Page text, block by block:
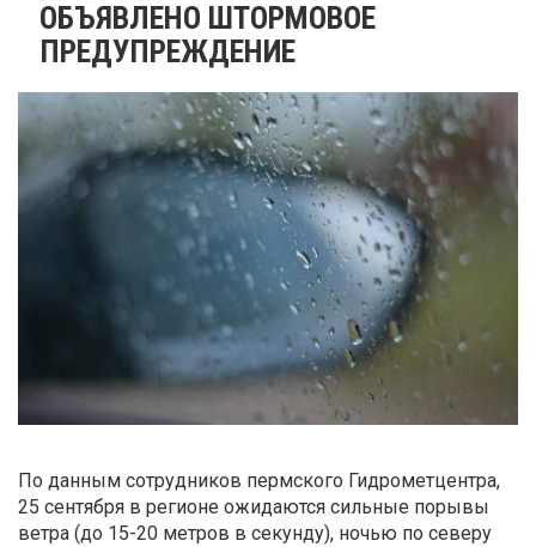
ОБЪЯВЛЕНО ШТОРМОВОЕ
ПРЕДУПРЕЖДЕНИЕ
По данным сотрудников пермского Гидрометцентра,
25 сентября в регионе ожидаются сильные порывы
ветра (до 15-20 метров в секунду), ночью по северу